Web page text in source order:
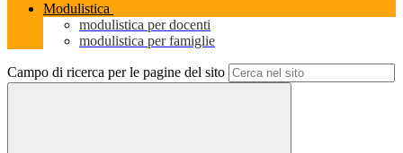
Modulistica
modulistica per docenti
modulistica per famiglie
Campo di ricerca per le pagine del sito